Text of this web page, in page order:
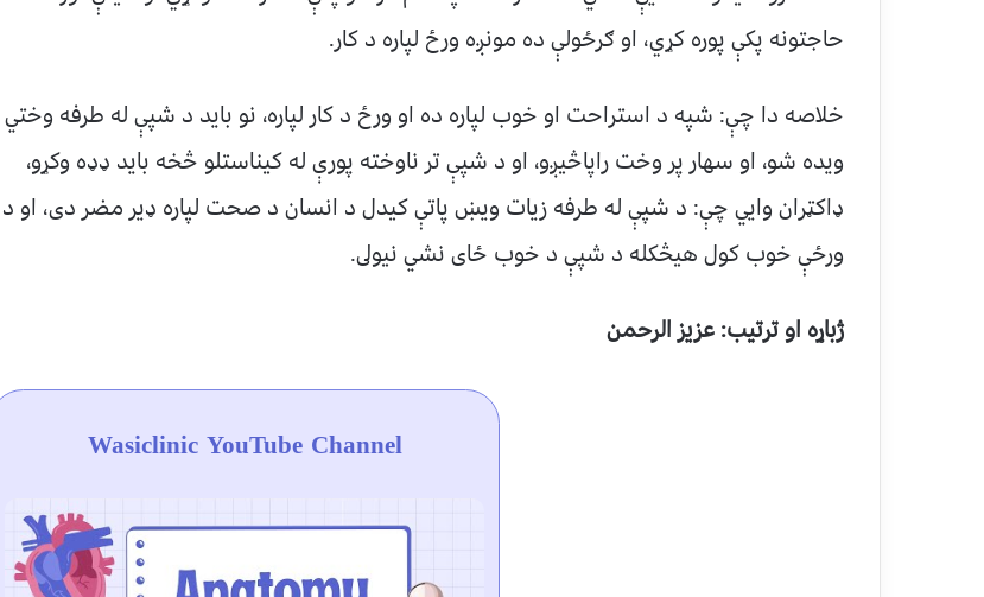
حاجتونه پکې پوره کړي، او ګرځولې ده مونږه ورځ لپاره د کار.
خلاصه دا چې: شپه د استراحت او خوب لپاره ده او ورځ د کار لپاره، نو بايد د شپې له طرفه وختي
ويده شو، او سهار پر وخت راپاڅيږو، او د شپې تر ناوخته پورې له کيناستلو څخه بايد ډډه وکړو،
ډاکټران وايي چې: د شپې له طرفه زيات ويښ پاتې کيدل د انسان د صحت لپاره ډير مضر دى، او د
ورځې خوب کول هيڅکله د شپې د خوب ځاى نشي نيولى.
ژباړه او ترتيب: عزيز الرحمن
Wasiclinic YouTube Channel